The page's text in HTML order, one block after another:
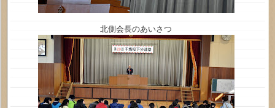
北側会長のあいさつ